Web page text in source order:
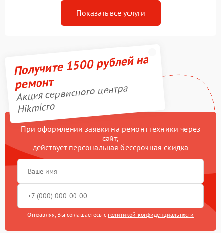
Показать все услуги
Получите 1500 рублей на
ремонт
Акция сервисного центра
Hikmicro
При оформлении заявки на ремонт техники через
сайт,
действует персональная бессрочная скидка
Отправляя, Вы соглашаетесь с политикой конфиденциальности